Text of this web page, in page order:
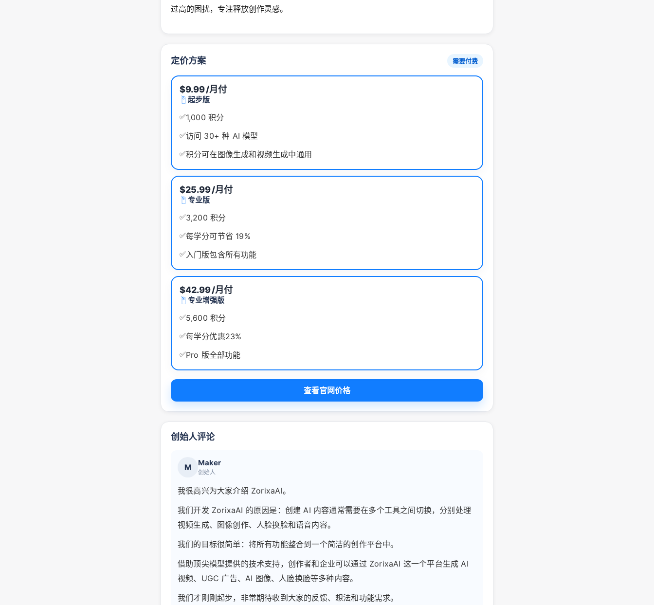
过高的困扰，专注释放创作灵感。
定价方案 需要付费
$9.99/月付
起步版
✅1,000 积分
✅访问 30+ 种 AI 模型
✅积分可在图像生成和视频生成中通用
$25.99/月付
专业版
✅3,200 积分
✅每学分可节省 19%
✅入门版包含所有功能
$42.99/月付
专业增强版
✅5,600 积分
✅每学分优惠23%
✅Pro 版全部功能
查看官网价格
创始人评论
M Maker
创始人
我很高兴为大家介绍 ZorixaAI。
我们开发 ZorixaAI 的原因是：创建 AI 内容通常需要在多个工具之间切换，分别处理
视频生成、图像创作、人脸换脸和语音内容。
我们的目标很简单：将所有功能整合到一个简洁的创作平台中。
借助顶尖模型提供的技术支持，创作者和企业可以通过 ZorixaAI 这一个平台生成 AI
视频、UGC 广告、AI 图像、人脸换脸等多种内容。
我们才刚刚起步，非常期待收到大家的反馈、想法和功能需求。